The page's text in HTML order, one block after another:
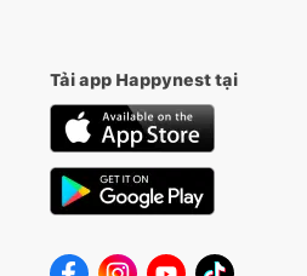
Tải app Happynest tại